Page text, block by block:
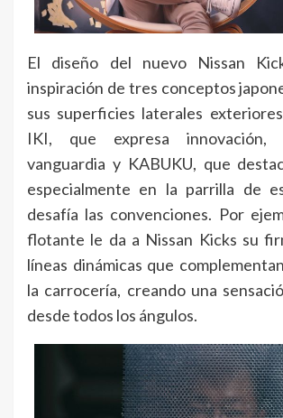
El diseño del nuevo Nissan
inspiración de tres conceptos
sus superficies laterales
IKI, que expresa innovación,
vanguardia y KABUKU, que
especialmente en la parrilla de
desafía las convenciones. Por
flotante le da a Nissan Kicks su
líneas dinámicas que
la carrocería, creando una
desde todos los ángulos.